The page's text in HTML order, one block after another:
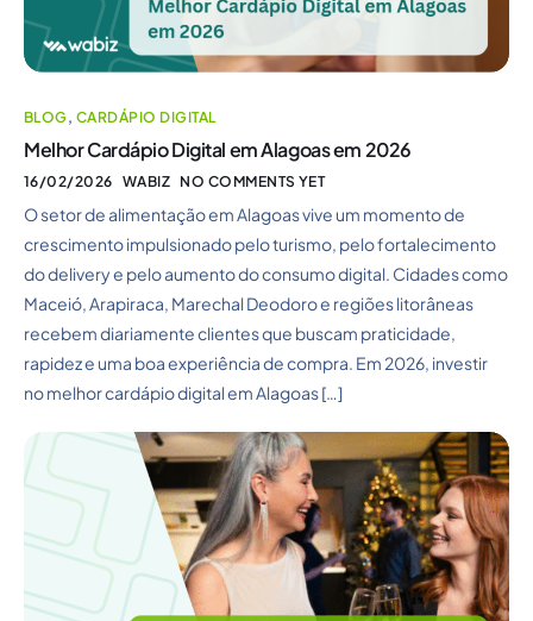
BLOG, CARDÁPIO DIGITAL
Melhor Cardápio Digital em Alagoas em 2026
16/02/2026 WABIZ NO COMMENTS YET
O setor de alimentação em Alagoas vive um momento de
crescimento impulsionado pelo turismo, pelo fortalecimento
do delivery e pelo aumento do consumo digital. Cidades como
Maceió, Arapiraca, Marechal Deodoro e regiões litorâneas
recebem diariamente clientes que buscam praticidade,
rapidez e uma boa experiência de compra. Em 2026, investir
no melhor cardápio digital em Alagoas […]